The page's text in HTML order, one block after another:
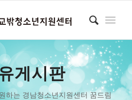
게시판
하는 경남청소년지원센터 꿈드림